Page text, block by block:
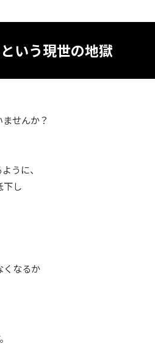
いう現世の地獄
せんか？
うに、
下し
くなるか